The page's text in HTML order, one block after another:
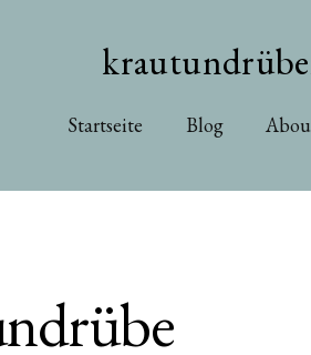
Startseite Blog